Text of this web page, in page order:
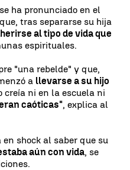
ha pronunciado en el
tras separarse su hija
al tipo de vida que
espirituales.
"una rebelde" y que,
a llevarse a su hijo
creía ni en la escuela ni
caóticas", explica al
shock al saber que su
aún con vida, se